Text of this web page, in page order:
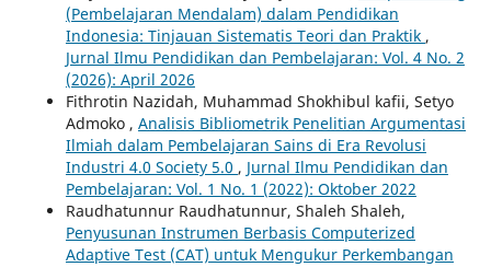
(Pembelajaran Mendalam) dalam Pendidikan
Indonesia: Tinjauan Sistematis Teori dan Praktik ,
Jurnal Ilmu Pendidikan dan Pembelajaran: Vol. 4 No. 2
(2026): April 2026
Fithrotin Nazidah, Muhammad Shokhibul kafii, Setyo
Admoko , Analisis Bibliometrik Penelitian Argumentasi
Ilmiah dalam Pembelajaran Sains di Era Revolusi
Industri 4.0 Society 5.0 , Jurnal Ilmu Pendidikan dan
Pembelajaran: Vol. 1 No. 1 (2022): Oktober 2022
Raudhatunnur Raudhatunnur, Shaleh Shaleh,
Penyusunan Instrumen Berbasis Computerized
Adaptive Test (CAT) untuk Mengukur Perkembangan